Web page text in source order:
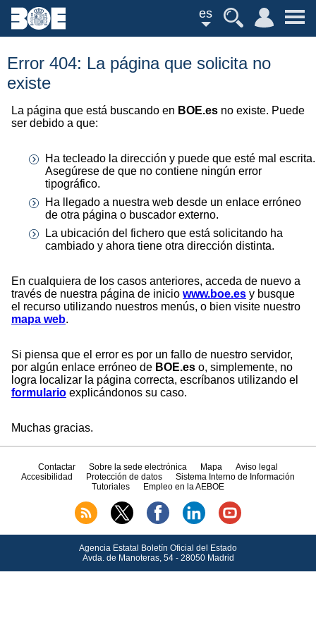
es
Error 404: La página que solicita no
existe
La página que está buscando en BOE.es no existe. Puede
ser debido a que:
Ha tecleado la dirección y puede que esté mal escrita.
Asegúrese de que no contiene ningún error
tipográfico.
Ha llegado a nuestra web desde un enlace erróneo
de otra página o buscador externo.
La ubicación del fichero que está solicitando ha
cambiado y ahora tiene otra dirección distinta.
En cualquiera de los casos anteriores, acceda de nuevo a
través de nuestra página de inicio www.boe.es y busque
el recurso utilizando nuestros menús, o bien visite nuestro
mapa web.
Si piensa que el error es por un fallo de nuestro servidor,
por algún enlace erróneo de BOE.es o, simplemente, no
logra localizar la página correcta, escríbanos utilizando el
formulario explicándonos su caso.
Muchas gracias.
Contactar Sobre la sede electrónica Mapa
Aviso legal
Accesibilidad
Protección de datos
Sistema Interno de Información
Tutoriales
Empleo en la AEBOE
Agencia Estatal Boletín Oficial del Estado
Avda.de Manoteras, 54 - 28050 Madrid